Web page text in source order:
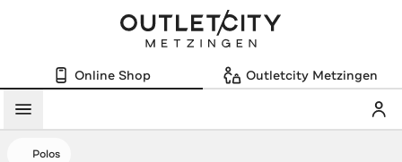
Online Shop Outletcity Metzingen
Menü
Polos